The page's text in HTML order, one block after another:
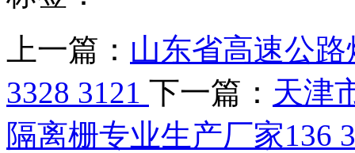
上一篇： 山东省高速公
3328 3121 下一篇： 天津
隔离栅专业生产厂家136